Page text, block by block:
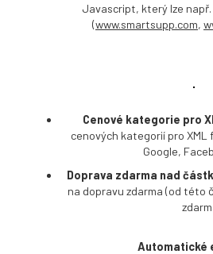
Javascript, který lze
(www.smartsupp.com,
Cenové kategorie pro
cenových kategorií pro XML
Google,
Doprava zdarma nad
na dopravu zdarma (od této
Automatické